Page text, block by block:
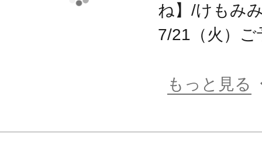
【アクションポーズ重視の上半身】
上半身は【篝火 真里亞・衣装】を流
「胸部・腹部の前後左右への捻り可
首のボールジョイントは前後へのス
ね】/けもみ
7/21（火）ご
もっと見る